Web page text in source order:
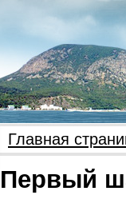
Главная
Первый